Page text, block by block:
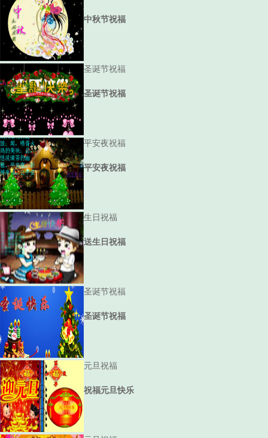
中秋节祝福
圣诞节祝福
圣诞节祝福
平安夜祝福
平安夜祝福
生日祝福
送生日祝福
圣诞节祝福
圣诞节祝福
元旦祝福
祝福元旦快乐